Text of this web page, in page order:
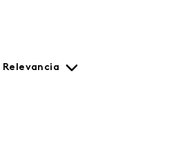
Relevancia